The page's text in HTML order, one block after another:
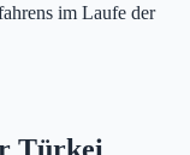
im Laufe der
Türkei